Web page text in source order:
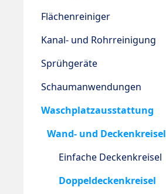
Flächenreiniger
Kanal- und Rohrreinigung
Sprühgeräte
Schaumanwendungen
Waschplatzausstattung
Wand- und Deckenkreisel
Einfache Deckenkreisel
Doppeldeckenkreisel